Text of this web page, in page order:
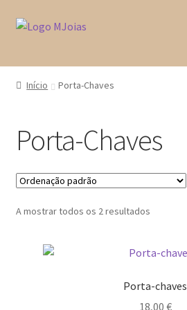
Ir
Saltar
Home
A minha conta
Sobre Nós
Fala connosco
Início Porta-Chaves
Porta-Chaves
A mostrar todos os 2 resultados
Porta-chaves
18,00 €